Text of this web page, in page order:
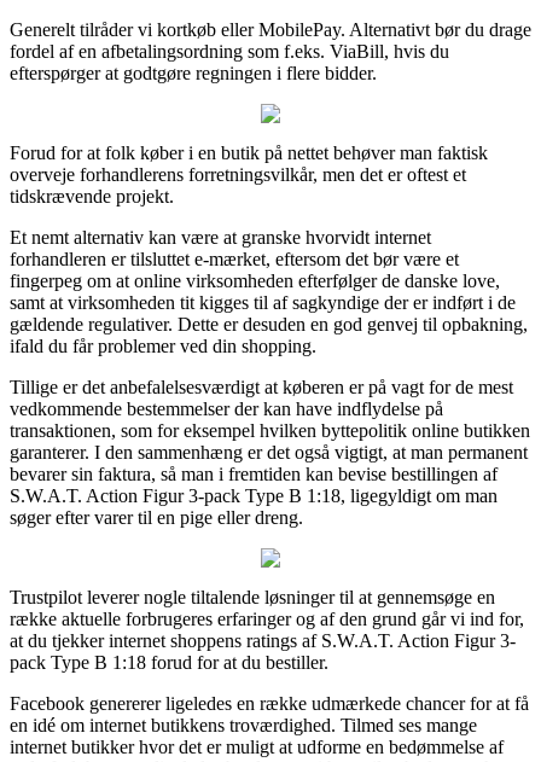
Generelt tilråder vi kortkøb eller MobilePay. Alternativt bør du drage
fordel af en afbetalingsordning som f.eks. ViaBill, hvis du
efterspørger at godtgøre regningen i flere bidder.
Forud for at folk køber i en butik på nettet behøver man faktisk
overveje forhandlerens forretningsvilkår, men det er oftest et
tidskrævende projekt.
Et nemt alternativ kan være at granske hvorvidt internet
forhandleren er tilsluttet e-mærket, eftersom det bør være et
fingerpeg om at online virksomheden efterfølger de danske love,
samt at virksomheden tit kigges til af sagkyndige der er indført i de
gældende regulativer. Dette er desuden en god genvej til opbakning,
ifald du får problemer ved din shopping.
Tillige er det anbefalelsesværdigt at køberen er på vagt for de mest
vedkommende bestemmelser der kan have indflydelse på
transaktionen, som for eksempel hvilken byttepolitik online butikken
garanterer. I den sammenhæng er det også vigtigt, at man permanent
bevarer sin faktura, så man i fremtiden kan bevise bestillingen af
S.W.A.T. Action Figur 3-pack Type B 1:18, ligegyldigt om man
søger efter varer til en pige eller dreng.
Trustpilot leverer nogle tiltalende løsninger til at gennemsøge en
række aktuelle forbrugeres erfaringer og af den grund går vi ind for,
at du tjekker internet shoppens ratings af S.W.A.T. Action Figur 3-
pack Type B 1:18 forud for at du bestiller.
Facebook genererer ligeledes en række udmærkede chancer for at få
en idé om internet butikkens troværdighed. Tilmed ses mange
internet butikker hvor det er muligt at udforme en bedømmelse af